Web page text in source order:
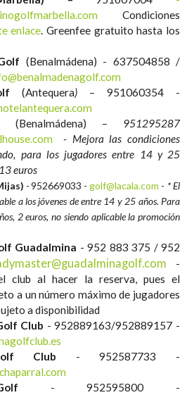
Condiciones
enlace. Greenfee gratuito hasta los
(Benalmádena) - 637504858 /
(Antequera) – 951060354 -
(Benalmádena) – 951295287
- Mejora las condiciones
para los jugadores entre 14 y 25
euros
-952669033 - golf@lacala.com - * El
a los jóvenes de entre 14 y 25 años. Para
2 euros, no siendo aplicable la promoción
Guadalmina - 952 883 375 / 952
-
club al hacer la reserva, pues el
a un número máximo de jugadores
a disponibilidad
Club
- 952889163/952889157 -
Club - 952587733 -
- 952595800 -